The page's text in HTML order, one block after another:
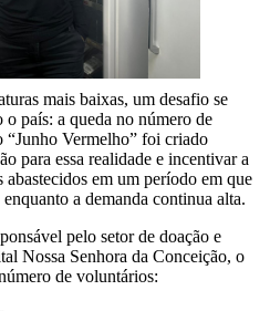
mais baixas, um desafio se
o país: a queda no número de
“Junho Vermelho” foi criado
para essa realidade e incentivar a
abastecidos em um período em que
a demanda continua alta.
pelo setor de doação e
Nossa Senhora da Conceição, o
de voluntários: